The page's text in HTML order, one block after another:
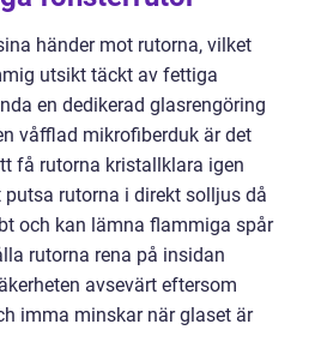
händer mot rutorna, vilket
utsikt täckt av fettiga
en dedikerad glasrengöring
våfflad mikrofiberduk är det
få rutorna kristallklara igen
putsa rutorna i direkt solljus då
och kan lämna flammiga spår
rutorna rena på insidan
avsevärt eftersom
imma minskar när glaset är